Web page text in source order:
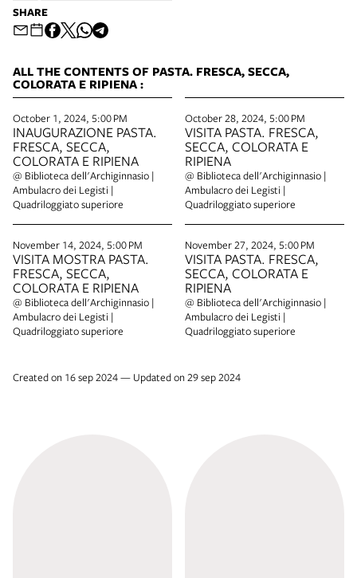
SHARE
ALL THE CONTENTS OF PASTA. FRESCA, SECCA,
COLORATA E RIPIENA :
October 1, 2024, 5:00 PM
INAUGURAZIONE PASTA.
FRESCA, SECCA,
COLORATA E RIPIENA
@ Biblioteca dell'Archiginnasio |
Ambulacro dei Legisti |
Quadriloggiato superiore
October 28, 2024, 5:00 PM
VISITA PASTA. FRESCA,
SECCA, COLORATA E
RIPIENA
@ Biblioteca dell'Archiginnasio |
Ambulacro dei Legisti |
Quadriloggiato superiore
November 14, 2024, 5:00 PM
VISITA MOSTRA PASTA.
FRESCA, SECCA,
COLORATA E RIPIENA
@ Biblioteca dell'Archiginnasio |
Ambulacro dei Legisti |
Quadriloggiato superiore
November 27, 2024, 5:00 PM
VISITA PASTA. FRESCA,
SECCA, COLORATA E
RIPIENA
@ Biblioteca dell'Archiginnasio |
Ambulacro dei Legisti |
Quadriloggiato superiore
Created on 16 sep 2024 — Updated on 29 sep 2024